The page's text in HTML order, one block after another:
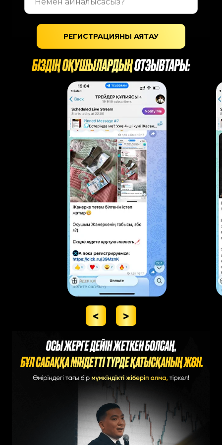
РЕГИСТРАЦИЯНЫ АЯҚТАУ